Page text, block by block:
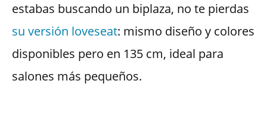
estabas buscando un biplaza, no te pierdas
su versión loveseat: mismo diseño y colores
disponibles pero en 135 cm, ideal para
salones más pequeños.